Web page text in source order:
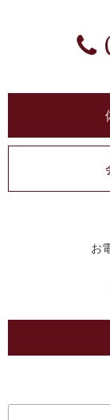
お